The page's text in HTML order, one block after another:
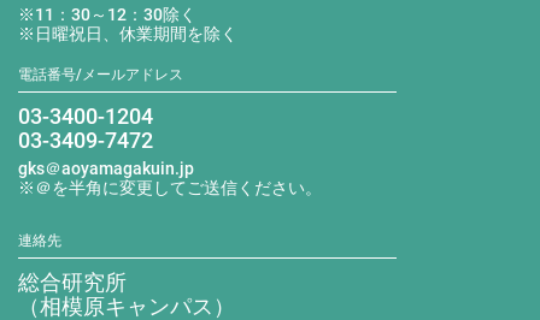
※11：30～12：30除く
※日曜祝日、休業期間を除く
電話番号/メールアドレス
03-3400-1204
03-3409-7472
gks＠aoyamagakuin.jp
※＠を半角に変更してご送信ください。
連絡先
総合研究所
（相模原キャンパス）